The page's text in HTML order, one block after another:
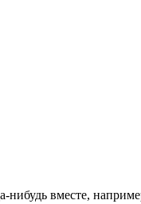
вместе,